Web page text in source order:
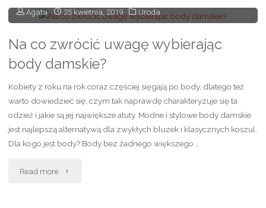
koła
dla
kobiet
o
każdej
posturze
Agata 25 kwietnia, 2019 Uroda
Na co zwrócić uwagę wybierając
body damskie?
Kobiety z roku na rok coraz częściej sięgają po body, dlatego też
warto dowiedzieć się, czym tak naprawdę charakteryzuje się ta
odzież i jakie są jej największe atuty. Modne i stylowe body damskie
jest najlepszą alternatywą dla zwykłych bluzek i klasycznych koszul.
Dla kogo jest body? Body bez żadnego większego …
Read more "Na